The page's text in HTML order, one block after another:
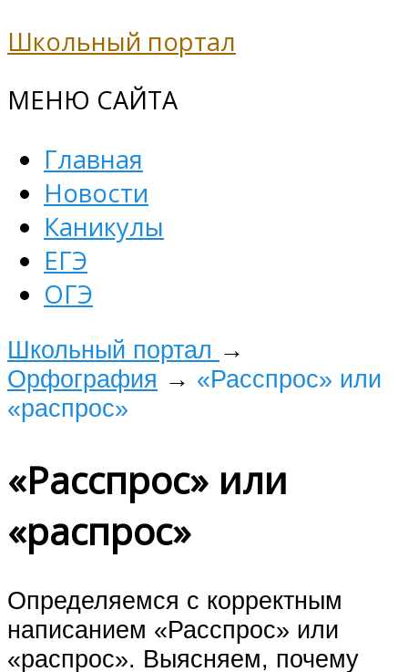
Школьный портал
МЕНЮ САЙТА
Главная
Новости
Каникулы
ЕГЭ
ОГЭ
Школьный портал →
Орфография → «Расспрос» или
«распрос»
«Расспрос» или
«распрос»
Определяемся с корректным
написанием «Расспрос» или
«распрос». Выясняем, почему